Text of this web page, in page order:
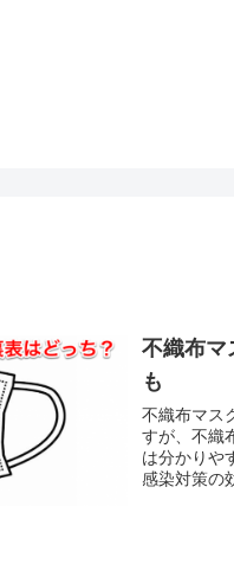
不織布マ
も
不織布マス
すが、不織
は分かりや
感染対策の